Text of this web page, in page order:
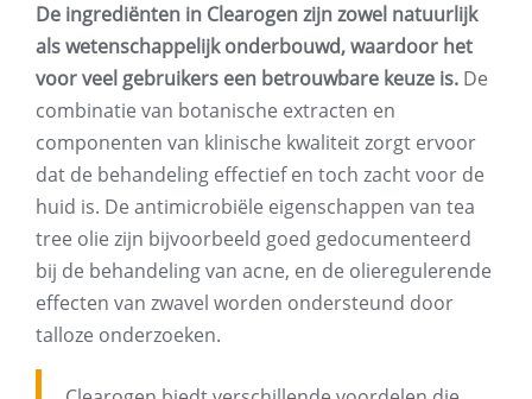
De ingrediënten in Clearogen zijn zowel natuurlijk
als wetenschappelijk onderbouwd, waardoor het
voor veel gebruikers een betrouwbare keuze is. De
combinatie van botanische extracten en
componenten van klinische kwaliteit zorgt ervoor
dat de behandeling effectief en toch zacht voor de
huid is. De antimicrobiële eigenschappen van tea
tree olie zijn bijvoorbeeld goed gedocumenteerd
bij de behandeling van acne, en de olieregulerende
effecten van zwavel worden ondersteund door
talloze onderzoeken.